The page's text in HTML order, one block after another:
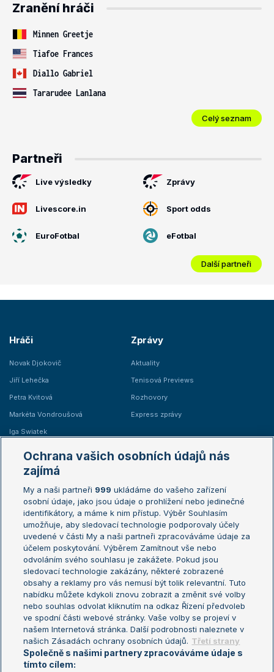
Zranění hráči
Minnen Greetje
Tiafoe Frances
Diallo Gabriel
Tararudee Lanlana
Celý seznam
Partneři
Live výsledky Zprávy
Livescore.in Sport odds
EuroFotbal eFotbal
Další partneři
Hráči
Novak Djokovič
Jiří Lehečka
Petra Kvitová
Markéta Vondroušová
Iga Swiatek
Zprávy
Aktuality
Tenisová Previews
Rozhovory
Express zprávy
Žebříčky
Žebříček ATP (muži)
Žebříček WTA (ženy)
Sázkařský žebříček
Australian Open
French Open
Wimbledon
US Open
Turnaj mistrů
Turnaj mistryň
Aktualní trendy
Fotbalové přestupy
Livesport Daily
LS Prague Open
Ochrana vašich osobních údajů nás
zajímá
My a naši partneři 999 ukládáme do vašeho zařízení
osobní údaje, jako jsou údaje o prohlížení nebo jedinečné
identifikátory, a máme k nim přístup. Výběr Souhlasím
umožňuje, aby sledovací technologie podporovaly účely
uvedené v části My a naši partneři zpracováváme údaje za
účelem poskytování. Výběrem Zamítnout vše nebo
odvoláním svého souhlasu je zakážete. Pokud jsou
sledovací technologie zakázány, některé zobrazené
obsahy a reklamy pro vás nemusí být tolik relevantní. Tuto
nabídku můžete kdykoli znovu zobrazit a změnit své volby
nebo souhlas odvolat kliknutím na odkaz Řízení předvoleb
ve spodní části webové stránky. Vaše volby se projeví v
našem Internetová stránka. Další podrobnosti naleznete v
našich Zásadách ochrany osobních údajů. Třetí strany
Společně s našimi partnery zpracováváme údaje s
tímto cílem: